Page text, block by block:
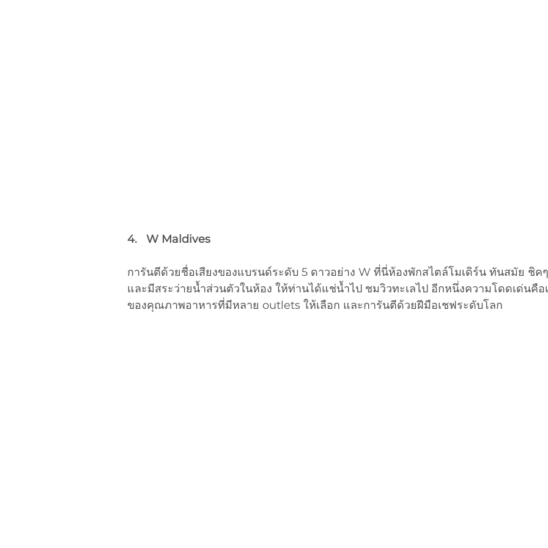
4.   W Maldives
การันตีด้วยชื่อเสียงของแบรนด์ระดับ 5 ดาวอย่าง W ที่นี่ห้องพักสไตล์โมเดิร์น ทันสมัย ชิค
และมีสระว่ายน้ำส่วนตัวในห้อง ให้ท่านได้แช่น้ำไป ชมวิวทะเลไป อีกหนึ่งความโดดเด่นคือ
ของคุณภาพอาหารที่มีหลาย outlets ให้เลือก และการันตีด้วยฝีมือเชฟระดับโลก